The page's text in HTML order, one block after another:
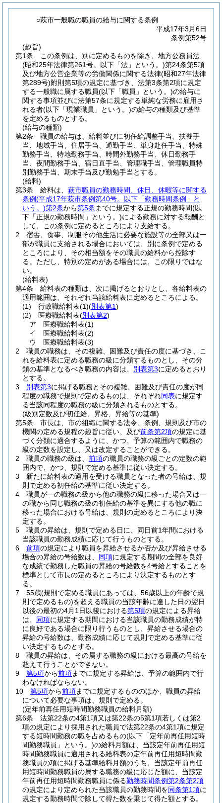
○萩市一般職の職員の給与に関する条例
平成17年3月6日
条例第52号
(趣旨)
第1条
この条例は、別に定めるものを除き、地方公務員法
(昭和25年法律第261号。以下「法」という。)第24条第5項
及び地方公営企業等の労働関係に関する法律(昭和27年法律
第289号)附則第5項の規定に基づき、法第3条第2項に規定
する一般職に属する職員(以下「職員」という。)の給与に
関する事項並びに法第57条に規定する単純な労務に雇用さ
れる者(以下「現業職員」という。)の給与の種類及び基準
を定めるものとする。
(給与の種類)
第2条
職員の給与は、給料並びに初任給調整手当、扶養手
当、地域手当、住居手当、通勤手当、単身赴任手当、特殊
勤務手当、特地勤務手当、時間外勤務手当、休日勤務手
当、夜間勤務手当、宿日直手当、管理職手当、管理職員特
別勤務手当、期末手当及び勤勉手当とする。
(給料)
第3条
給料は、 萩市職員の勤務時間、休日、休暇等に関する
条例(平成17年萩市条例第40号。以下「勤務時間条例」と
いう。)第2条から第5条 までに規定する正規の勤務時間(以
下「正規の勤務時間」という。)による勤務に対する報酬と
して、この条例に定めるところにより支給する。
2
宿舎、食事、制服その他生活に必要な施設等の全部又は一
部が職員に支給される場合においては、別に条例で定める
ところにより、その相当額をその職員の給料から控除す
る。 ただし、特別の定めがある場合には、この限りではな
い。
(給料表)
第4条
給料表の種類は、次に掲げるとおりとし、各給料表の
適用範囲は、それぞれ当該給料表に定めるところによる。
(1)
行政職給料表(1)(別表第1)
(2)
医療職給料表(別表第2)
ア
医療職給料表(1)
イ
医療職給料表(2)
ウ
医療職給料表(3)
2
職員の職務は、その複雑、困難及び責任の度に基づき、こ
れを給料表に定める職務の級に分類するものとし、その分
類の基準となるべき職務の内容は、 別表第3に定めるとおり
とする。
3
別表第3に掲げる職務とその複雑、困難及び責任の度が同
程度の職務で規則で定めるものは、それぞれ同表に規定す
る当該同程度の職務の級に分類されるものとする。
(級別定数及び初任給、昇格、昇給等の基準)
第5条
市長は、市の組織に関する法令、条例、規則及び市の
機関の定める規程の趣旨に従い、及び前条第2項の規定に基
づく分類に適合するように、かつ、予算の範囲内で職務の
級の定数を設定し、又は改定することができる。
2
職員の職務の級は、 前項の職員の職務の級ごとの定数の範
囲内で、かつ、規則で定める基準に従い決定する。
3
新たに給料表の適用を受ける職員となった者の号給は、規
則で定める初任給の基準に従い決定する。
4
職員が一の職務の級から他の職務の級に移った場合又は一
の職から同じ職務の級の初任給の基準を異にする他の職に
移った場合における号給は、規則の定めるところにより決
定する。
5
職員の昇給は、規則で定める日に、同日前1年間における
当該職員の勤務成績に応じて行うものとする。
6
前項の規定により職員を昇給させるか否か及び昇給させる
場合の昇給の号給数は、 同項に規定する期間の全部を良好
な成績で勤務した職員の昇給の号給数を4号給とすることを
標準として市長の定めるところにより決定するものとす
る。
7
55歳(規則で定める職員にあっては、56歳以上の年齢で規
則で定めるもの)を超える職員の当該年齢に達した日の翌日
以後の最初の4月1日以後における第5項の規定による昇給
は、 同項に規定する期間における当該職員の勤務成績が特
に良好である場合に限り行うものとし、昇給させる場合の
昇給の号給数は、勤務成績に応じて規則で定める基準に従
い決定するものとする。
8
職員の昇給は、その属する職務の級における最高の号給を
超えて行うことができない。
9
第5項から前項までに規定する昇給は、予算の範囲内で行
わなければならない。
10
第5項から前項までに規定するもののほか、職員の昇給
について必要な事項は、規則で定める。
(定年前再任用短時間勤務職員の給料月額)
第6条
法第22条の4第1項又は第22条の5第1項若しくは第2
項の規定により採用された職員で法第22条の4第1項に規定
する短時間勤務の職を占めるもの(以下「定年前再任用短時
間勤務職員」という。)の給料月額は、当該定年前再任用短
時間勤務職員に適用される給料表の定年前再任用短時間勤
務職員の項に掲げる基準給料月額のうち、当該定年前再任
用短時間勤務職員の属する職務の級に応じた額に、当該定
年前再任用短時間勤務職員に係る勤務時間条例第2条第2項
の規定により定められた当該職員の勤務時間を同条第1項に
規定する勤務時間で除して得た数を乗じて得た額とする。